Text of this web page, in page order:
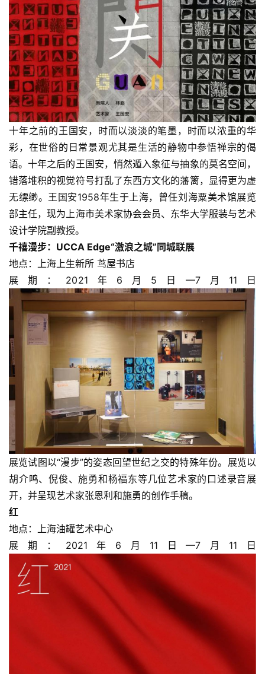
十年之前的王国安，时而以淡淡的笔墨，时而以浓重的华
彩，在世俗的日常景观尤其是生活的静物中参悟禅宗的偈
语。十年之后的王国安，悄然遁入象征与抽象的莫名空间，
错落堆积的视觉符号打乱了东西方文化的藩篱，显得更为虚
无缥缈。王国安1958年生于上海，曾任刘海粟美术馆展览
部主任，现为上海市美术家协会会员、东华大学服装与艺术
设计学院副教授。
千禧漫步：UCCA Edge“激浪之城”同城联展
地点：上海上生新所 茑屋书店
展期：2021年6月5日—7月11日
展览试图以“漫步”的姿态回望世纪之交的特殊年份。展览以
胡介鸣、倪俊、施勇和杨福东等几位艺术家的口述录音展
开，并呈现艺术家张恩利和施勇的创作手稿。
地点：上海油罐艺术中心
展期：2021年6月11日—7月11日